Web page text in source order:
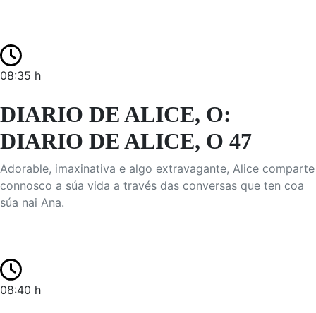
08:35 h
DIARIO DE ALICE, O:
DIARIO DE ALICE, O 47
Adorable, imaxinativa e algo extravagante, Alice comparte
connosco a súa vida a través das conversas que ten coa
súa nai Ana.
08:40 h